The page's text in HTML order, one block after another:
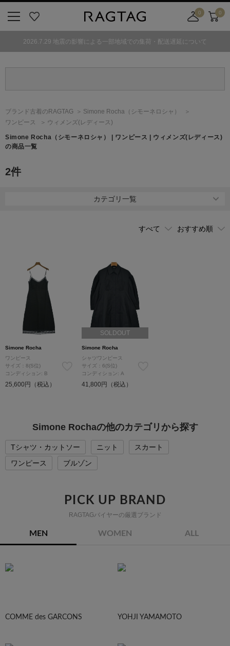
気
0
舗
カ
ト
0
2026.7.29 地震の影響による一部地域での集荷・配送遅延について
ブランド古着のRAGTAG Simone Rocha （シモーネロシャ）
ワンピース
ウィメンズ(レディース)
Simone Rocha （シモーネロシャ）
| ワンピース | ウィメンズ(レディース)
の商品一覧
2件
カテゴリ一覧
Simone Rocha
ワンピース
サイズ：8(S位)
コンディション: B
25,600円（税込）
SOLDOUT
Simone Rocha
シャツワンピース
サイズ：6(S位)
コンディション: A
41,800円（税込）
Simone Rochaの他のカテゴリから探す
Tシャツ・カットソー ニット
スカート
ワンピース
ブルゾン
PICK UP BRAND
RAGTAGバイヤーの厳選ブランド
MEN WOMEN ALL
COMME des GARCONS YOHJI YAMAMOTO